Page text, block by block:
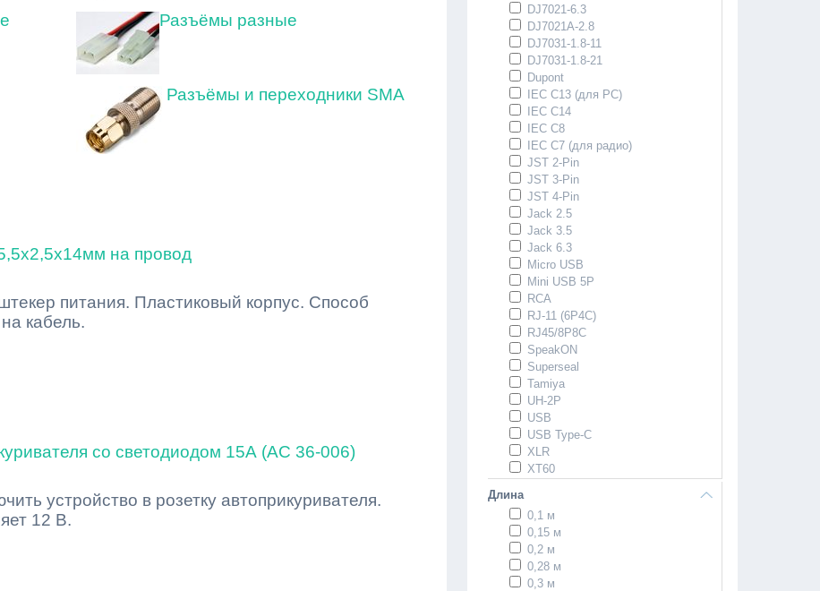
Разъёмы разные
Разъёмы и переходники SMA
на провод
питания. Пластиковый корпус. Способ
кабель.
со светодиодом 15А (AC 36-006)
устройство в розетку автоприкуривателя.
12 В.
DJ7021-6.3
DJ7021A-2.8
DJ7031-1.8-11
DJ7031-1.8-21
Dupont
IEC C13 (для PC)
IEC C14
IEC C8
IEC С7 (для радио)
JST 2-Pin
JST 3-Pin
JST 4-Pin
Jack 2.5
Jack 3.5
Jack 6.3
Micro USB
Mini USB 5P
RCA
RJ-11 (6P4C)
RJ45/8P8C
SpeakON
Superseal
Tamiya
UH-2P
USB
USB Type-C
XLR
XT60
Длина
0,1 м
0,15 м
0,2 м
0,28 м
0,3 м